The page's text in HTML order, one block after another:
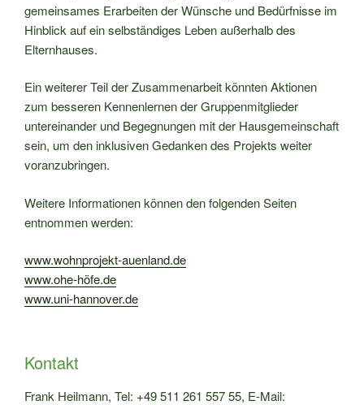
gemeinsames Erarbeiten der Wünsche und Bedürfnisse im
Hinblick auf ein selbständiges Leben außerhalb des
Elternhauses.
Ein weiterer Teil der Zusammenarbeit könnten Aktionen
zum besseren Kennenlernen der Gruppenmitglieder
untereinander und Begegnungen mit der Hausgemeinschaft
sein, um den inklusiven Gedanken des Projekts weiter
voranzubringen.
Weitere Informationen können den folgenden Seiten
entnommen werden:
www.wohnprojekt-auenland.de
www.ohe-höfe.de
www.uni-hannover.de
Kontakt
Frank Heilmann, Tel: +49 511 261 557 55‬, E-Mail: